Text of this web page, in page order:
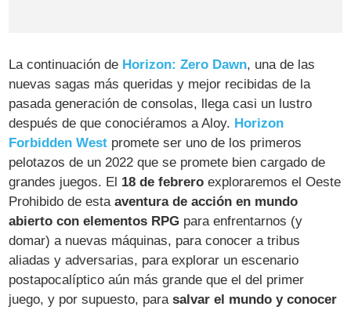
La continuación de Horizon: Zero Dawn, una de las
nuevas sagas más queridas y mejor recibidas de la
pasada generación de consolas, llega casi un lustro
después de que conociéramos a Aloy. Horizon
Forbidden West promete ser uno de los primeros
pelotazos de un 2022 que se promete bien cargado de
grandes juegos. El 18 de febrero exploraremos el Oeste
Prohibido de estaaventura de acción en mundo
abierto con elementos RPG para enfrentarnos (y
domar) a nuevas máquinas, para conocer a tribus
aliadas y adversarias, para explorar un escenario
postapocalíptico aún más grande que el del primer
juego, y por supuesto, parasalvar el mundo y conocer